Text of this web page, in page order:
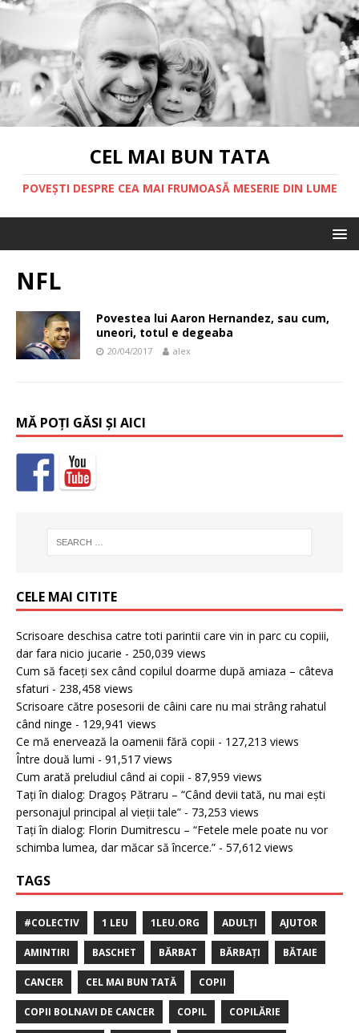
CEL MAI BUN TATA
POVEȘTI DESPRE CEA MAI FRUMOASĂ MESERIE DIN LUME
NFL
Povestea lui Aaron Hernandez, sau cum,
uneori, totul e degeaba
20/04/2017 alex
MĂ POȚI GĂSI ȘI AICI
CELE MAI CITITE
Scrisoare deschisa catre toti parintii care vin in parc cu copiii,
dar fara nicio jucarie - 250,039 views
Cum să faceți sex când copilul doarme după amiaza – câteva
sfaturi - 238,458 views
Scrisoare către posesorii de câini care nu mai strâng rahatul
când ninge - 129,941 views
Ce mă enervează la oamenii fără copii - 127,213 views
Între două lumi - 91,517 views
Cum arată preludiul când ai copii - 87,959 views
Tați în dialog: Dragoș Pătraru – “Când devii tată, nu mai ești
personajul principal al vieții tale” - 73,253 views
Tați în dialog: Florin Dumitrescu – “Fetele mele poate nu vor
schimba lumea, dar măcar să încerce.” - 57,612 views
TAGS
#COLECTIV 1 LEU 1LEU.ORG ADULȚI AJUTOR
AMINTIRI BASCHET BĂRBAT BĂRBAȚI BĂTAIE
CANCER CEL MAI BUN TATĂ COPII
COPII BOLNAVI DE CANCER COPIL COPILĂRIE